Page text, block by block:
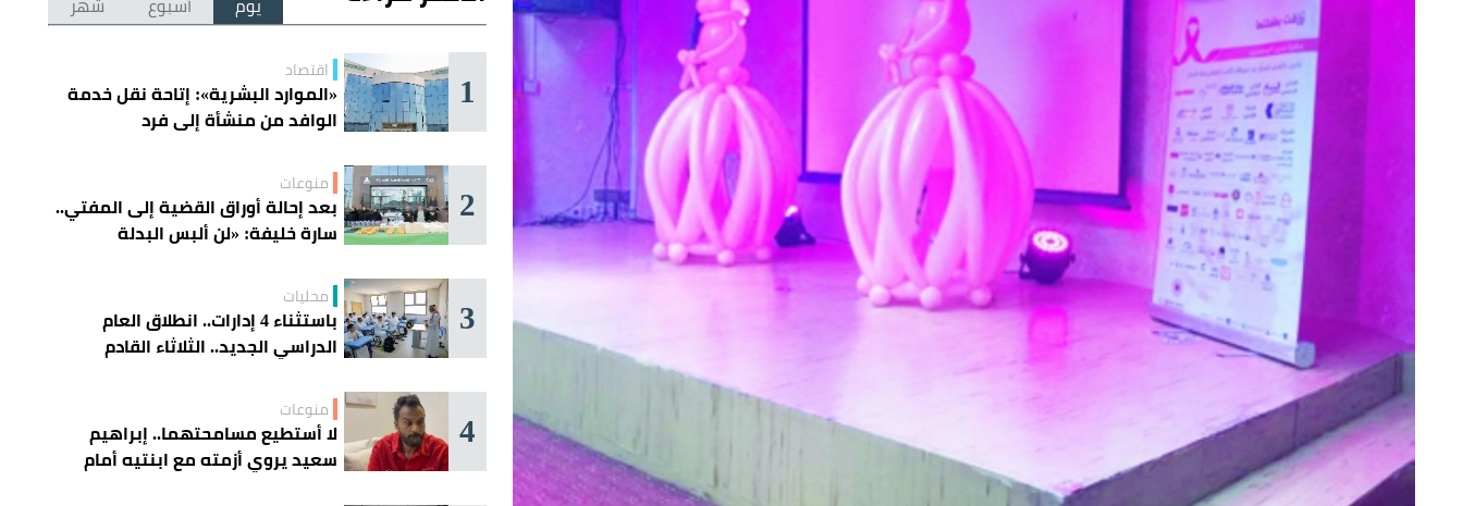
1 اقتصاد
«الموارد البشرية»: إتاحة نقل خدمة
الوافد من منشأة إلى فرد
2 منوعات
بعد إحالة أوراق القضية إلى المفتي..
سارة خليفة: «لن ألبس البدلة
3 محليات
باستثناء 4 إدارات.. انطلاق العام
الدراسي الجديد.. الثلاثاء القادم
4 منوعات
لا أستطيع مسامحتهما.. إبراهيم
سعيد يروي أزمته مع ابنتيه أمام